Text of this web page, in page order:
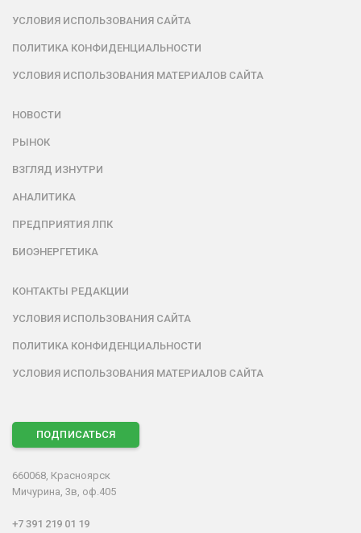
УСЛОВИЯ ИСПОЛЬЗОВАНИЯ САЙТА
ПОЛИТИКА КОНФИДЕНЦИАЛЬНОСТИ
УСЛОВИЯ ИСПОЛЬЗОВАНИЯ МАТЕРИАЛОВ САЙТА
НОВОСТИ
РЫНОК
ВЗГЛЯД ИЗНУТРИ
АНАЛИТИКА
ПРЕДПРИЯТИЯ ЛПК
БИОЭНЕРГЕТИКА
КОНТАКТЫ РЕДАКЦИИ
УСЛОВИЯ ИСПОЛЬЗОВАНИЯ САЙТА
ПОЛИТИКА КОНФИДЕНЦИАЛЬНОСТИ
УСЛОВИЯ ИСПОЛЬЗОВАНИЯ МАТЕРИАЛОВ САЙТА
ПОДПИСАТЬСЯ
660068, Красноярск
Мичурина, 3в, оф.405
+7 391 219 01 19